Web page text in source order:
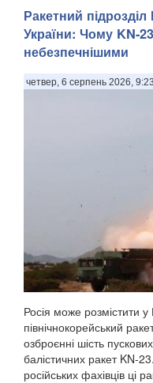
Ракетний
України: Чому KN-
небезпечнішими
четвер, 6 серпень 2026, 9:23
Росія може розмістити у
північнокорейський
озброєнні шість
балістичних ракет KN-
російських фахівців ці